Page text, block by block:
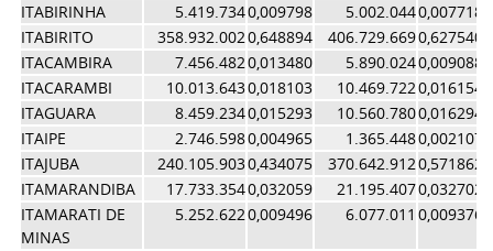
ITABIRINHA
5.419.7340,009798 5.002.0440,007718
ITABIRITO
358.932.0020,648894 406.729.6690,627540
ITACAMBIRA
7.456.4820,013480 5.890.0240,009088
ITACARAMBI
10.013.6430,018103 10.469.7220,016154
ITAGUARA
8.459.2340,015293 10.560.7800,016294
ITAIPE
2.746.5980,004965 1.365.4480,002107
ITAJUBA
240.105.9030,434075 370.642.9120,571862
ITAMARANDIBA
17.733.3540,032059 21.195.4070,032702
ITAMARATI DE
MINAS
5.252.6220,009496 6.077.011 0,009376